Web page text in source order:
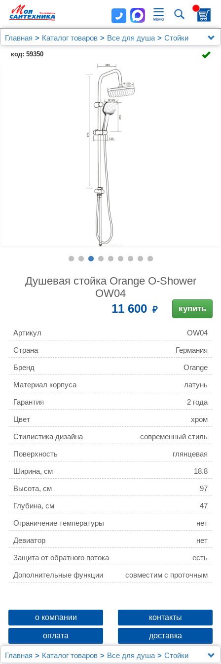
Главная Каталог товаров Все для душа
Стойки
Душевая стойка Orange O-Shower OW04
код: 59350
Душевая стойка Orange O-Shower
OW04
11 600 купить
Артикул OW04
Страна Германия
Бренд Orange
Материал корпуса латунь
Гарантия 2 года
Цвет хром
Стилистика дизайна современный стиль
Поверхность глянцевая
Ширина, см 18.8
Высота, см 97
Глубина, см 47
Ограничение температуры нет
Девиатор нет
Защита от обратного потока есть
Дополнительные функции
совместим с проточным
водонагревателем
о компании контакты
оплата доставка
Главная Каталог товаров Все для душа
Стойки